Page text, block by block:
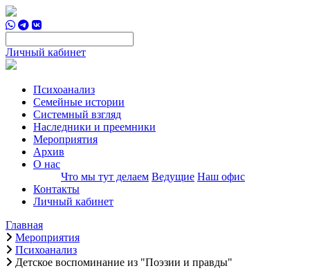
Личный кабинет
Психоанализ
Семейные истории
Системный взгляд
Наследники и преемники
Мероприятия
Архив
О нас
Что мы тут делаем Ведущие Наш офис
Контакты
Личный кабинет
Главная
Мероприятия
Психоанализ
Детское воспоминание из "Поэзии и правды"